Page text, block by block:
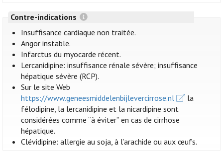
Contre-indications
Insuffisance cardiaque non traitée.
Angor instable.
Infarctus du myocarde récent.
Lercanidipine: insuffisance rénale sévère; insuffisance
hépatique sévère (RCP).
Sur le site Web
https://www.geneesmiddelenbijlevercirrose.nl
la
félodipine, la lercanidipine et la nicardipine sont
considérées comme “à éviter” en cas de cirrhose
hépatique.
Clévidipine: allergie au soja, à l’arachide ou aux œufs.